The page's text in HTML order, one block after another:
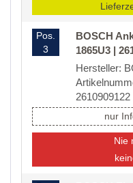
Pos.
3
BOSCH
1865U3 |
Hersteller:
2610909122
nur
Nie